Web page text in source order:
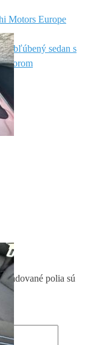
Motors Europe
obľúbený sedan s
polia sú